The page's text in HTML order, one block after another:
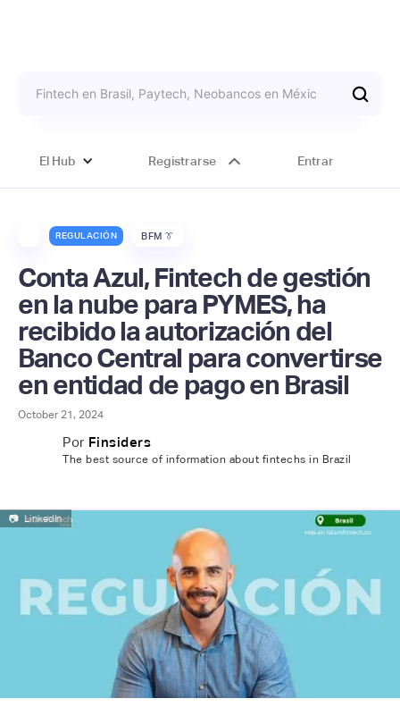
El Hub Registrarse Entrar
REGULACIÓN BFM 👔
Conta Azul, Fintech de gestión
en la nube para PYMES, ha
recibido la autorización del
Banco Central para convertirse
en entidad de pago en Brasil
October 21, 2024
Por Finsiders
The best source of information about fintechs in Brazil
📷 LinkedIn